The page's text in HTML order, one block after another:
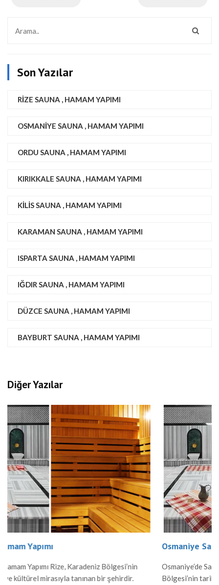
Son Yazılar
RIZE SAUNA , HAMAM YAPIMI
OSMANIYE SAUNA , HAMAM YAPIMI
ORDU SAUNA , HAMAM YAPIMI
KIRIKKALE SAUNA , HAMAM YAPIMI
KILIS SAUNA , HAMAM YAPIMI
KARAMAN SAUNA , HAMAM YAPIMI
ISPARTA SAUNA , HAMAM YAPIMI
IĞDIR SAUNA , HAMAM YAPIMI
DÜZCE SAUNA , HAMAM YAPIMI
BAYBURT SAUNA , HAMAM YAPIMI
Diğer Yazılar
Osmaniye Sauna , Hamam Yapımı
Osmaniye’de Sauna ve Hamam Yapımı Osmaniye,
Bölgesi’nin tarihi ve kültürel zenginlikleriyle